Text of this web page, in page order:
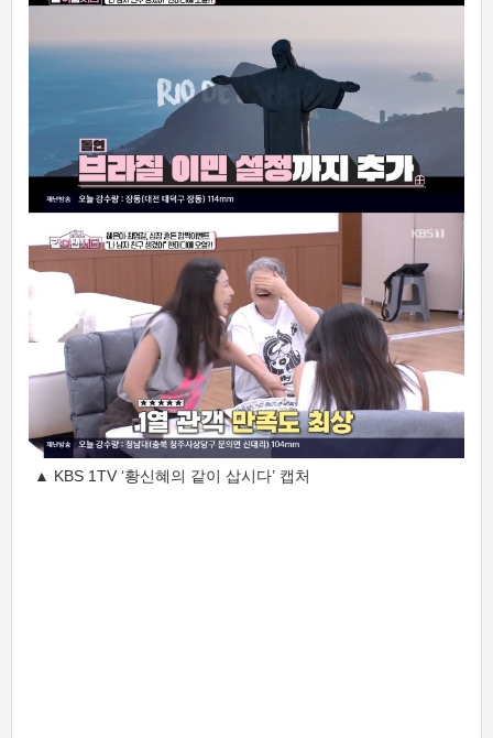
▲ KBS 1TV ‘황신혜의 같이 삽시다’ 캡처